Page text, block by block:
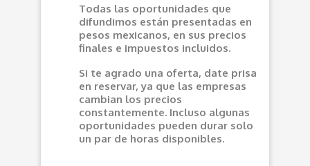
Todas las oportunidades que
difundimos están presentadas en
pesos mexicanos, en sus precios
finales e impuestos incluidos.
Si te agrado una oferta, date prisa
en reservar, ya que las empresas
cambian los precios
constantemente. Incluso algunas
oportunidades pueden durar solo
un par de horas disponibles.